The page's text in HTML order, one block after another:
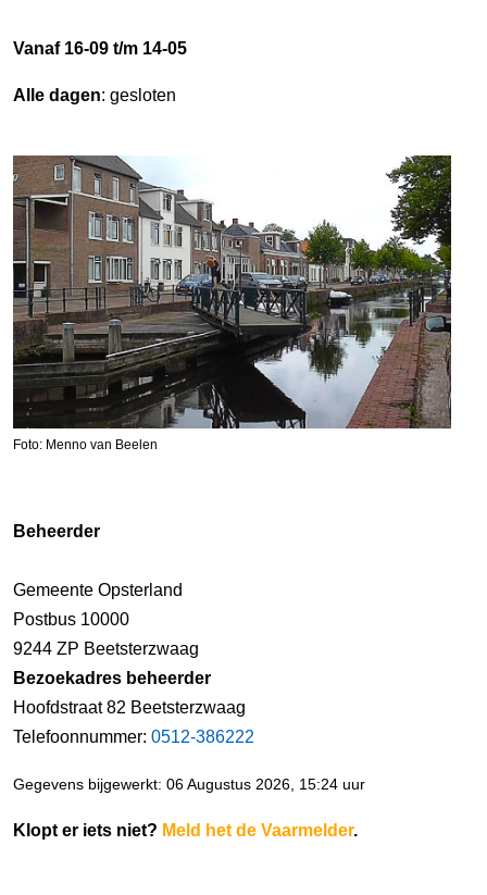
Vanaf 16-09 t/m 14-05
Alle dagen: gesloten
Foto: Menno van Beelen
Beheerder
Gemeente Opsterland
Postbus 10000
9244 ZP Beetsterzwaag
Bezoekadres beheerder
Hoofdstraat 82 Beetsterzwaag
Telefoonnummer: 0512-386222
Gegevens bijgewerkt: 06 Augustus 2026, 15:24 uur
Klopt er iets niet? Meld het de Vaarmelder.